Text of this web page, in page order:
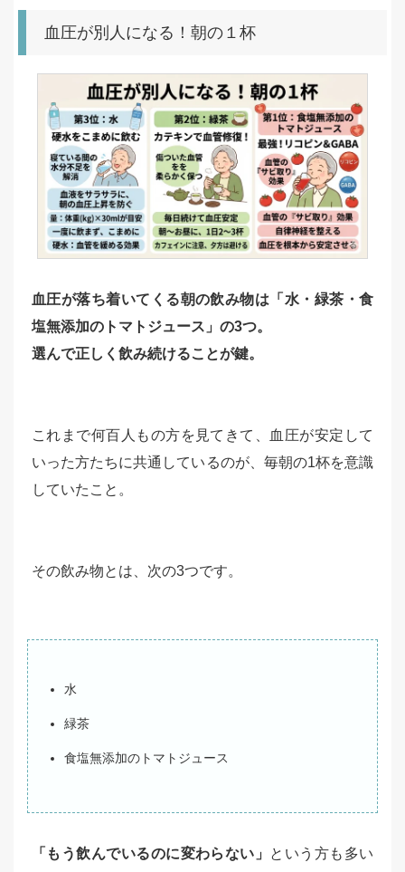
血圧が別人になる！朝の１杯
血圧が落ち着いてくる朝の飲み物は「水・緑茶・食
塩無添加のトマトジュース」の3つ。
選んで正しく飲み続けることが鍵。
これまで何百人もの方を見てきて、血圧が安定して
いった方たちに共通しているのが、毎朝の1杯を意識
していたこと。
その飲み物とは、次の3つです。
水
緑茶
食塩無添加のトマトジュース
「もう飲んでいるのに変わらない」
という方も多い